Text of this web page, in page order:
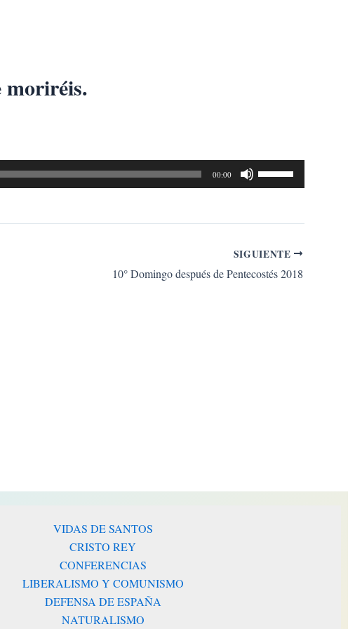
moriréis.
00:00
Utiliza
las
de
arriba/abajo
para
SIGUIENTE
10° Domingo después de Pentecostés 2018
VIDAS DE SANTOS
CRISTO REY
CONFERENCIAS
LIBERALISMO Y COMUNISMO
DEFENSA DE ESPAÑA
NATURALISMO